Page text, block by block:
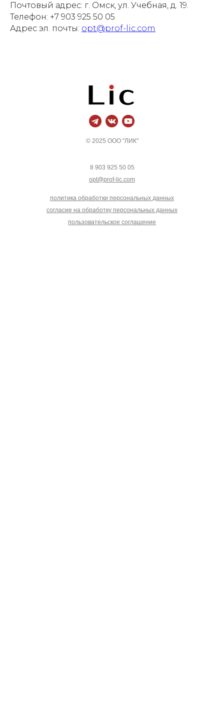
Почтовый адрес: г. Омск, ул. Учебная, д. 19.
Телефон: +7 903 925 50 05
Адрес эл. почты: opt@prof-lic.com
политика обработки персональных данных
согласие на обработку персональных данных
пользовательское соглашение
8 903 925 50 05
opt@prof-lic.com
© 2025 OOO "ЛИК"